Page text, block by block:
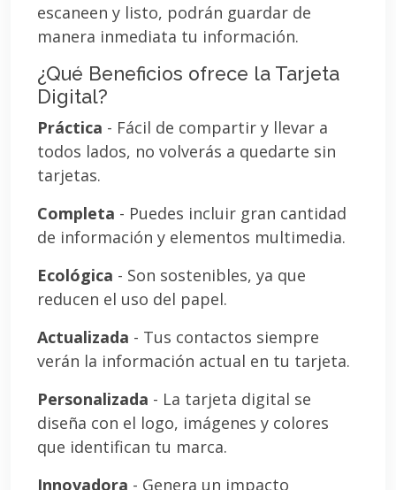
escaneen y listo, podrán guardar de
manera inmediata tu información.
¿Qué Beneficios ofrece la Tarjeta
Digital?
Práctica - Fácil de compartir y llevar a
todos lados, no volverás a quedarte sin
tarjetas.
Completa - Puedes incluir gran cantidad
de información y elementos multimedia.
Ecológica - Son sostenibles, ya que
reducen el uso del papel.
Actualizada - Tus contactos siempre
verán la información actual en tu tarjeta.
Personalizada - La tarjeta digital se
diseña con el logo, imágenes y colores
que identifican tu marca.
Innovadora - Genera un impacto